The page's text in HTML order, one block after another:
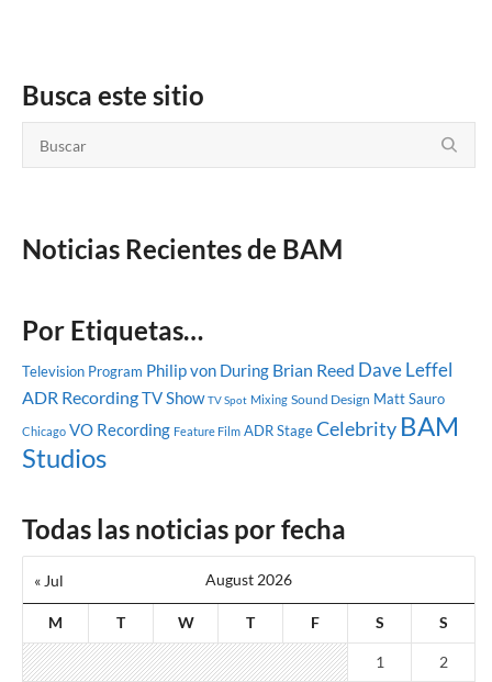
Busca este sitio
Noticias Recientes de BAM
Por Etiquetas…
Television Program Philip von During Brian Reed Dave Leffel
ADR RecordingTV Show TV Spot Mixing Sound Design Matt Sauro
Chicago VO Recording Feature Film ADR StageCelebrity BAM
Studios
Todas las noticias por fecha
August 2026
M T W T F S S
« Jul
1 2